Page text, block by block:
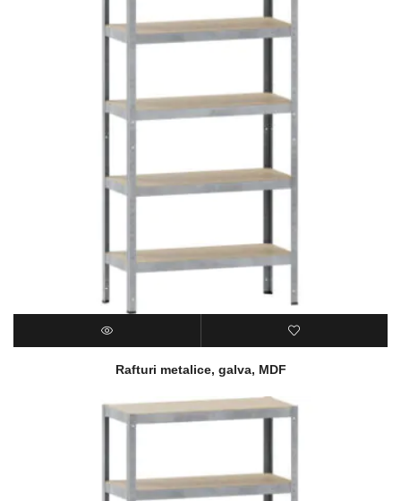
Rafturi metalice, galva, MDF